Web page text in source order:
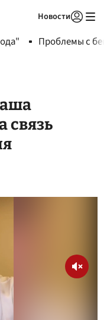
Новости
Проблемы с
связь